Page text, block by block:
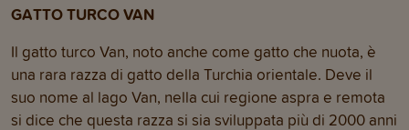
GATTO TURCO VAN
Il gatto turco Van, noto anche come gatto che nuota, è
una rara razza di gatto della Turchia orientale. Deve il
suo nome al lago Van, nella cui regione aspra e remota
si dice che questa razza si sia sviluppata più di 2000 anni